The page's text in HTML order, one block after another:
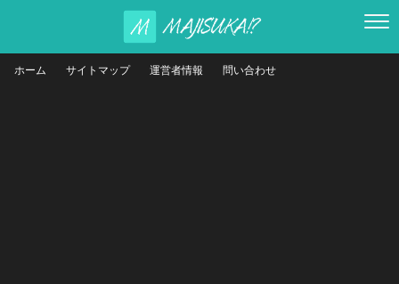
ホーム サイトマップ 運営者情報 問い合わせ